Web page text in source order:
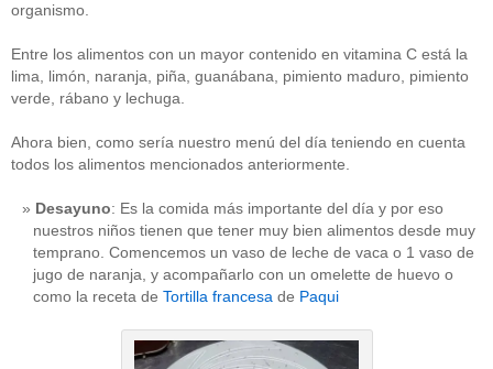
organismo.
Entre los alimentos con un mayor contenido en vitamina C está la
lima, limón, naranja, piña, guanábana, pimiento maduro, pimiento
verde, rábano y lechuga.
Ahora bien, como sería nuestro menú del día teniendo en cuenta
todos los alimentos mencionados anteriormente.
Desayuno: Es la comida más importante del día y por eso
nuestros niños tienen que tener muy bien alimentos desde muy
temprano. Comencemos un vaso de leche de vaca o 1 vaso de
jugo de naranja, y acompañarlo con un omelette de huevo o
como la receta de Tortilla francesa de Paqui